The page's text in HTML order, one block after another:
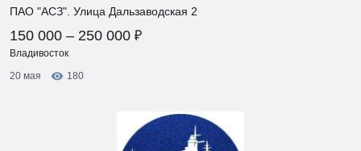
ПАО "АСЗ". Улица Дальзаводская 2
150 000 – 250 000 ₽
Владивосток
20 мая
180